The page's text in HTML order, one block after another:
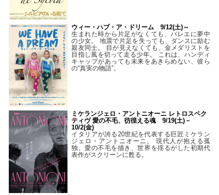
ウィー・ハブ・ア・ドリーム 9/12(土)～
生まれた時から片足がなくても、バレエに夢中
の少女。 地震で片足を失っても、ダンスに励む
親友同士。 目が見えなくても、金メダリストを
目指し風を切って走る少年。 これは、ハンディ
キャップがあっても未来をあきらめない、彼ら
の“真実の物語”。
ミケランジェロ・アントニオーニ レトロスペク
ティヴ 愛の不毛、彷徨える魂 9/19(土)－
10/2(金)
イタリアが誇る20世紀を代表する巨匠ミケラン
ジェロ・アントニオーニ。 現代人が抱える孤
独、愛の不毛を描き、世界を揺るがした初期代
表作がスクリーンに甦る。